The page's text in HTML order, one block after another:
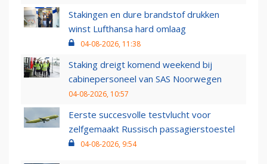
Stakingen en dure brandstof drukken
winst Lufthansa hard omlaag
04-08-2026, 11:38
Staking dreigt komend weekend bij
cabinepersoneel van SAS Noorwegen
04-08-2026, 10:57
Eerste succesvolle testvlucht voor
zelfgemaakt Russisch passagierstoestel
04-08-2026, 9:54